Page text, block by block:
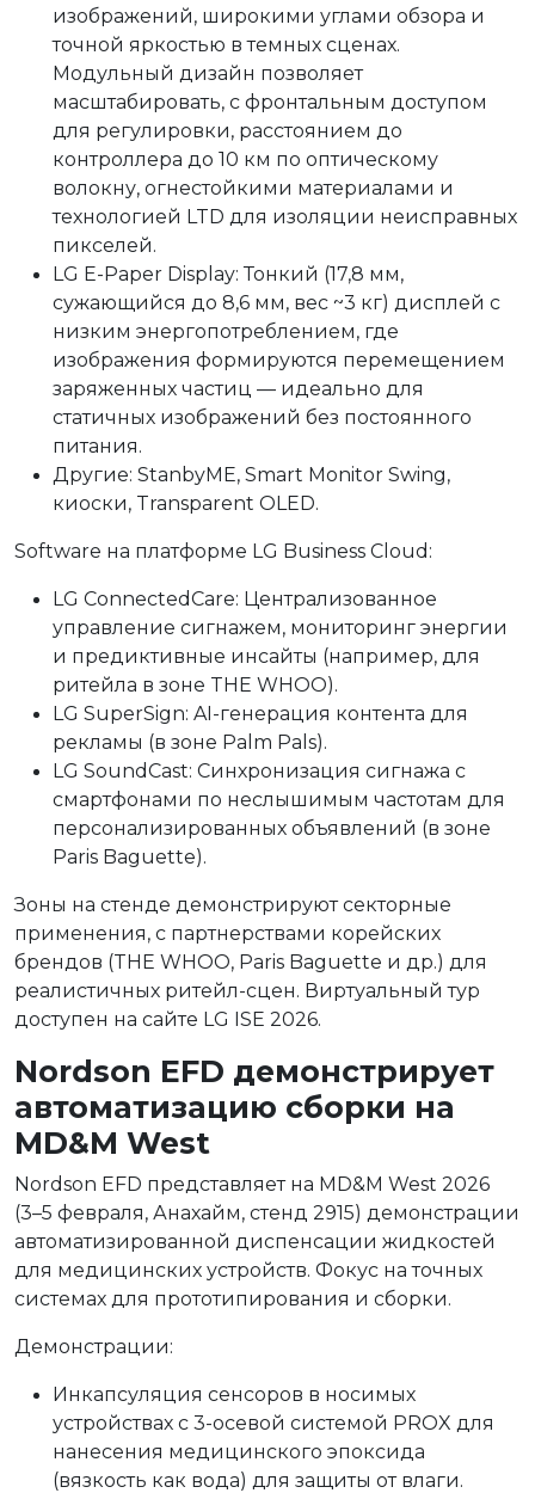
изображений, широкими углами обзора и
точной яркостью в темных сценах.
Модульный дизайн позволяет
масштабировать, с фронтальным доступом
для регулировки, расстоянием до
контроллера до 10 км по оптическому
волокну, огнестойкими материалами и
технологией LTD для изоляции неисправных
пикселей.
LG E-Paper Display: Тонкий (17,8 мм,
сужающийся до 8,6 мм, вес ~3 кг) дисплей с
низким энергопотреблением, где
изображения формируются перемещением
заряженных частиц — идеально для
статичных изображений без постоянного
питания.
Другие: StanbyME, Smart Monitor Swing,
киоски, Transparent OLED.
Software на платформе LG Business Cloud:
LG ConnectedCare: Централизованное
управление сигнажем, мониторинг энергии
и предиктивные инсайты (например, для
ритейла в зоне THE WHOO).
LG SuperSign: AI-генерация контента для
рекламы (в зоне Palm Pals).
LG SoundCast: Синхронизация сигнажа с
смартфонами по неслышимым частотам для
персонализированных объявлений (в зоне
Paris Baguette).
Зоны на стенде демонстрируют секторные
применения, с партнерствами корейских
брендов (THE WHOO, Paris Baguette и др.) для
реалистичных ритейл-сцен. Виртуальный тур
доступен на сайте LG ISE 2026.
Nordson EFD демонстрирует
автоматизацию сборки на
MD&M West
Nordson EFD представляет на MD&M West 2026
(3–5 февраля, Анахайм, стенд 2915) демонстрации
автоматизированной диспенсации жидкостей
для медицинских устройств. Фокус на точных
системах для прототипирования и сборки.
Демонстрации:
Инкапсуляция сенсоров в носимых
устройствах с 3-осевой системой PROX для
нанесения медицинского эпоксида
(вязкость как вода) для защиты от влаги.